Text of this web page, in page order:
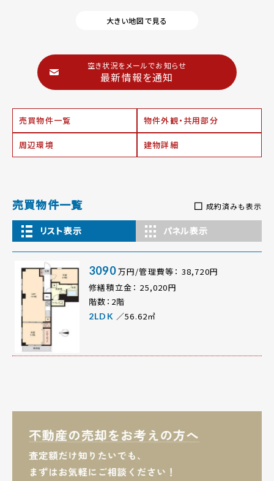
大きい地図で見る
空き状況をメールでお知らせ
最新情報を通知
売買物件一覧 物件外観・共用部分
周辺環境 建物詳細
売買物件一覧 成約済みも表示
リスト表示 パネル表示
3090万円/管理費等： 38,720円
修繕積立金： 25,020円
階数：2階
2LDK ／56.62㎡